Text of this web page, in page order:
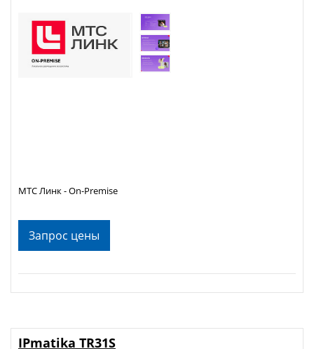
Запрос цены
МТС Линк - On-Premise
IPmatika TR31S